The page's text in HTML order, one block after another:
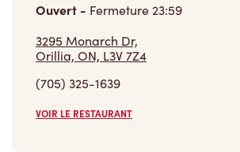
Ouvert - Fermeture23:59
3295 Monarch Dr,
Orillia, ON, L3V 7Z4
(705) 325-1639
VOIR LE RESTAURANT